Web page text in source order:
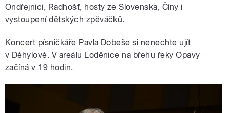
Ondřejnici, Radhošť, hosty ze Slovenska, Číny i
vystoupení dětských zpěváčků.
Koncert písničkáře Pavla Dobeše si nenechte ujít
v Děhylově. V areálu Loděnice na břehu řeky Opavy
začíná v 19 hodin.